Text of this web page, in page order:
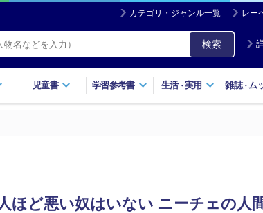
カテゴリ・ジャンル一覧 レー
検索
児童書 学習参考書 生活・実用 雑誌・ ム
ほど悪い奴はいない ニーチェの人